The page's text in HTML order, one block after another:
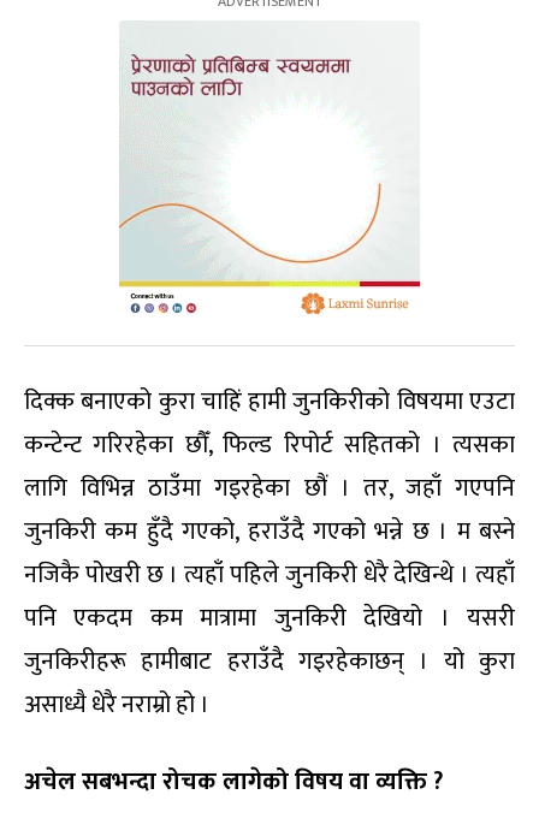
दिक्क बनाएको कुरा चाहिं हामी जुनकिरीको विषयमा एउटा
कन्टेन्ट गरिरहेका छौँ, फिल्ड रिपोर्ट सहितको । त्यसका
लागि विभिन्न ठाउँमा गइरहेका छौं । तर, जहाँ गएपनि
जुनकिरी कम हुँदै गएको, हराउँदै गएको भन्ने छ । म बस्ने
नजिकै पोखरी छ । त्यहाँ पहिले जुनकिरी धेरै देखिन्थे । त्यहाँ
पनि एकदम कम मात्रामा जुनकिरी देखियो । यसरी
जुनकिरीहरू हामीबाट हराउँदै गइरहेकाछन् । यो कुरा
असाध्यै धेरै नराम्रो हो ।
अचेल सबभन्दा रोचक लागेको विषय वा व्यक्ति ?